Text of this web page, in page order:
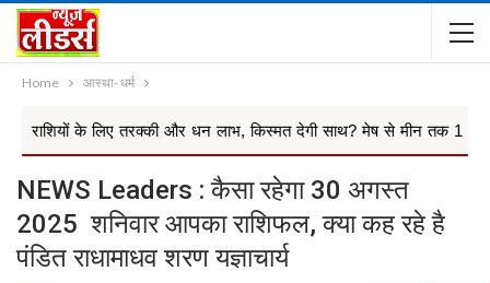
Home आस्था- धर्म
लिए तरक्की और धन लाभ, किस्मत देगी साथ? मेष से मीन तक 12 ...
NEWS Leaders : कैसा रहेगा 30 अगस्त
2025 शनिवार आपका राशिफल, क्या कह रहे है
पंडित राधामाधव शरण यज्ञाचार्य